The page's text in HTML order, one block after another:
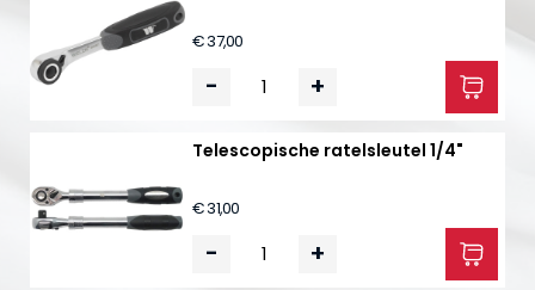
€ 37,00
- +
Telescopische ratelsleutel 1/4"
€ 31,00
- +